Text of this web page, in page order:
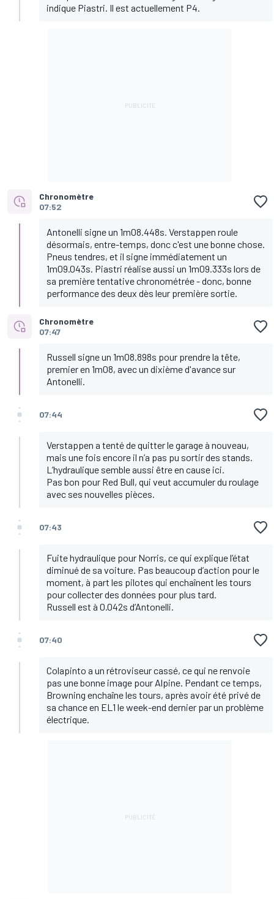
indique Piastri. Il est actuellement P4.
Chronomètre
07:52
Antonelli signe un 1m08.448s. Verstappen roule
désormais, entre-temps, donc c'est une bonne chose.
Pneus tendres, et il signe immédiatement un
1m09.043s. Piastri réalise aussi un 1m09.333s lors de
sa première tentative chronométrée - donc, bonne
performance des deux dès leur première sortie.
Chronomètre
07:47
Russell signe un 1m08.898s pour prendre la tête,
premier en 1m08, avec un dixième d'avance sur
Antonelli.
07:44
Verstappen a tenté de quitter le garage à nouveau,
mais une fois encore il n’a pas pu sortir des stands.
L’hydraulique semble aussi être en cause ici.
Pas bon pour Red Bull, qui veut accumuler du roulage
avec ses nouvelles pièces.
07:43
Fuite hydraulique pour Norris, ce qui explique l’état
diminué de sa voiture. Pas beaucoup d’action pour le
moment, à part les pilotes qui enchaînent les tours
pour collecter des données pour plus tard.
Russell est à 0.042s d’Antonelli.
07:40
Colapinto a un rétroviseur cassé, ce qui ne renvoie
pas une bonne image pour Alpine. Pendant ce temps,
Browning enchaîne les tours, après avoir été privé de
sa chance en EL1 le week-end dernier par un problème
électrique.